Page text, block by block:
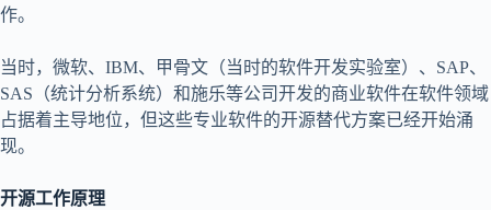
作。
当时，微软、IBM、甲骨文（当时的软件开发实验室）、SAP、
SAS（统计分析系统）和施乐等公司开发的商业软件在软件领域
占据着主导地位，但这些专业软件的开源替代方案已经开始涌
现。
开源工作原理